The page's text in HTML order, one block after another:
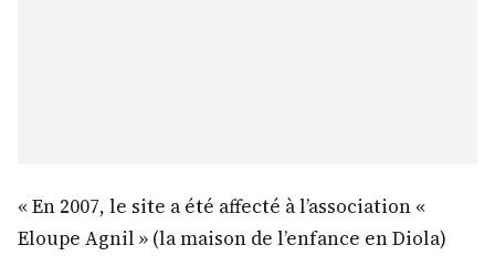
« En 2007, le site a été affecté à l’association «
Eloupe Agnil » (la maison de l’enfance en Diola)